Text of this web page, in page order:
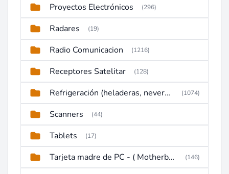
Proyectos Electrónicos (296)
Radares (19)
Radio Comunicacion (1216)
Receptores Satelitar (128)
Refrigeración (heladeras, neveras, congeladores) (1074)
Scanners (44)
Tablets (17)
Tarjeta madre de PC - ( Motherboard ) (146)